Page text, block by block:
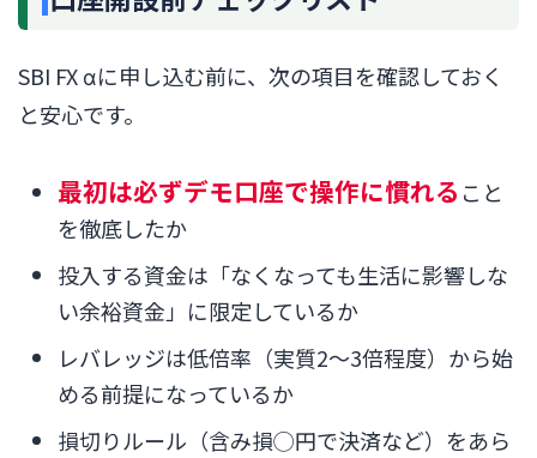
SBI FX αに申し込む前に、次の項目を確認しておく
と安心です。
最初は必ずデモ口座で操作に慣れる こと
を徹底したか
投入する資金は「なくなっても生活に影響しな
い余裕資金」に限定しているか
レバレッジは低倍率（実質2〜3倍程度）から始
める前提になっているか
損切りルール（含み損◯円で決済など）をあら